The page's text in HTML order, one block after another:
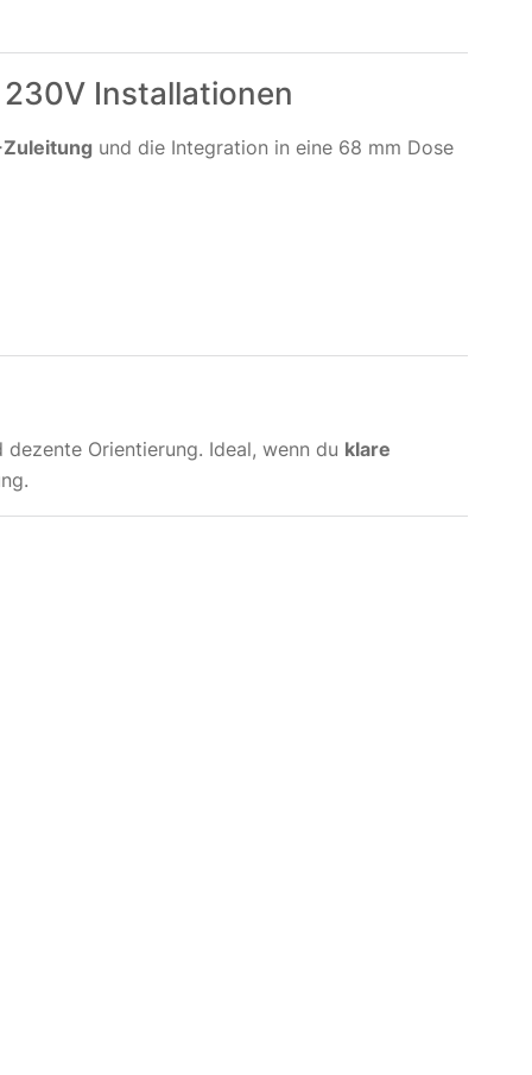
Installationen
und die Integration in eine 68 mm Dose
Orientierung. Ideal, wenn du klare